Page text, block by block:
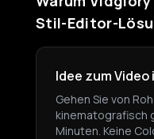
Stil-Editor-
Idee zum
Gehen Sie von
kinematografisch
Minuten. Keine